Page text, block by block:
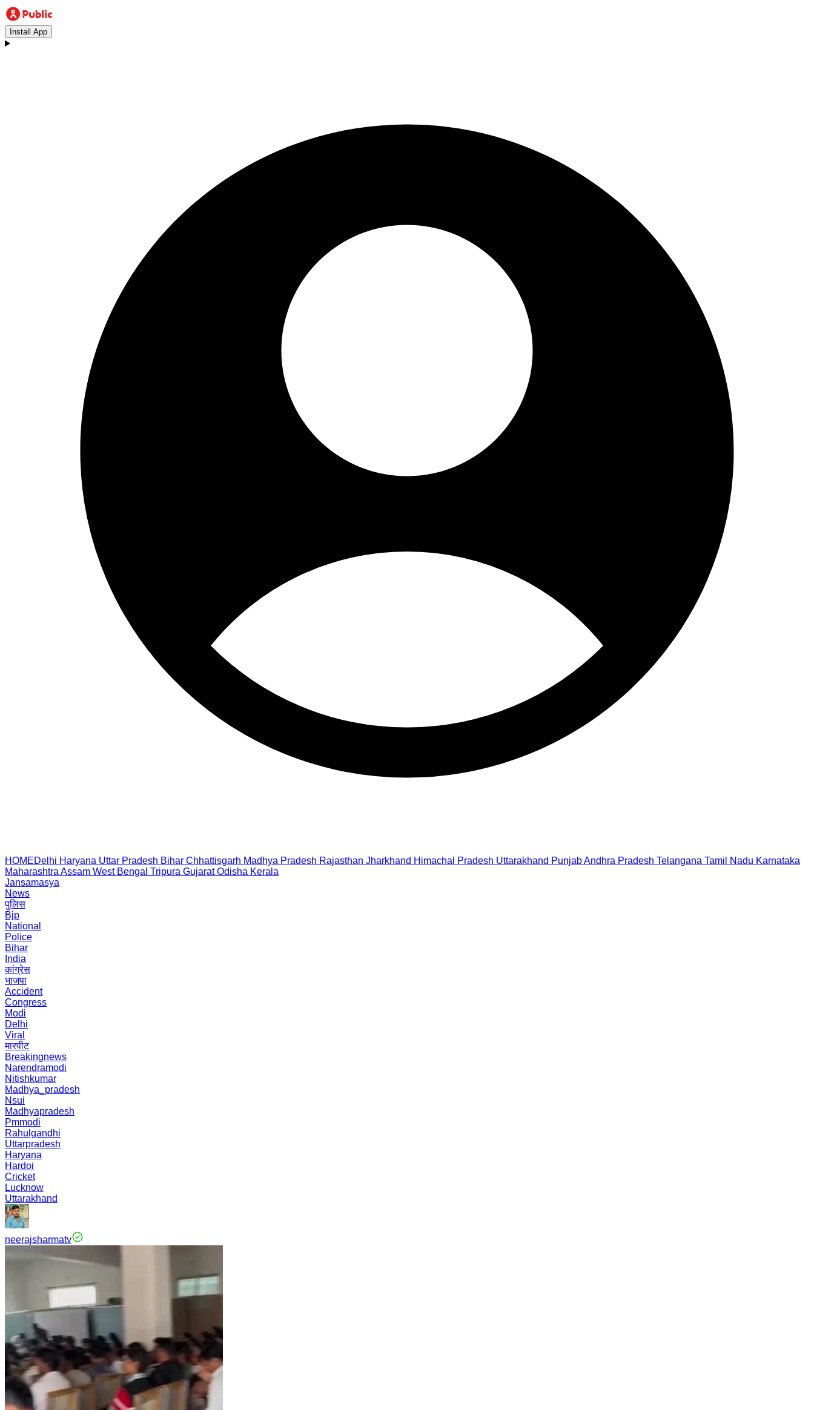
Install App
HOMEDelhi Haryana Uttar Pradesh Bihar Chhattisgarh Madhya Pradesh Rajasthan Jharkhand Himachal Pradesh Uttarakhand PunjabAndhra Pradesh Telangana Tamil Nadu Karnataka
Maharashtra Assam West Bengal Tripura Gujarat Odisha Kerala
Jansamasya
News
पुलिस
Bjp
National
Police
Bihar
India
कांग्रेस
भाजपा
Accident
Congress
Modi
Delhi
Viral
मारपीट
Breakingnews
Narendramodi
Nitishkumar
Madhya_pradesh
Nsui
Madhyapradesh
Pmmodi
Rahulgandhi
Uttarpradesh
Haryana
Hardoi
Cricket
Lucknow
Uttarakhand
neerajsharmatv